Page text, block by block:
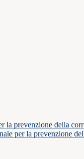
la prevenzione della
per la prevenzione